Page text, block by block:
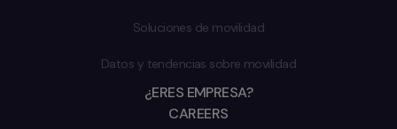
Soluciones de movilidad
Datos y tendencias sobre movilidad
¿ERES EMPRESA?
CAREERS